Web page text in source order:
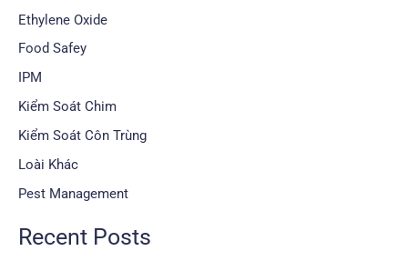
Ethylene Oxide
Food Safey
IPM
Kiểm Soát Chim
Kiểm Soát Côn Trùng
Loài Khác
Pest Management
Recent Posts